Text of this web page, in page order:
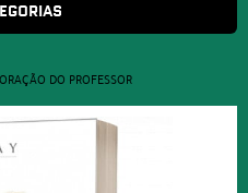
DO PROFESSOR